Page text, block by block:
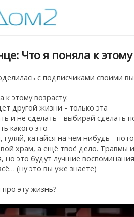
Что я поняла к этому
с подписчиками своими
к этому возрасту:
другой жизни - только эта
и не сделать - выбирай сделать
какого это
гуляй, катайся на чём нибудь -
храм, а ещё твоё дело. Травмы
но это будут лучшие воспоминания
(ну это вы уже знаете)
эту жизнь?